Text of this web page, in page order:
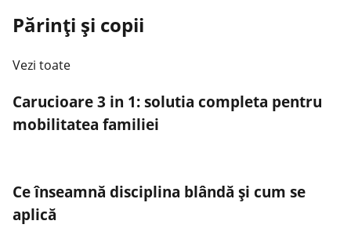
Părinți și copii
Vezi toate
Carucioare 3 in 1: solutia completa pentru
mobilitatea familiei
Ce înseamnă disciplina blândă și cum se
aplică